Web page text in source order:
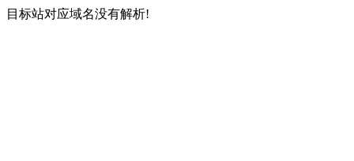
目标站对应域名没有解析!